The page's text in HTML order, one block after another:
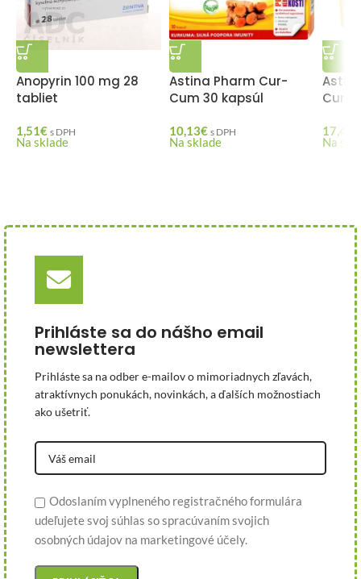
Anopyrin 100 mg 28
tabliet
1,51€ s DPH
Na sklade
Astina Pharm Cur-
Cum 30 kapsúl
10,13€ s DPH
Na sklade
Cum
17,40
Na
Prihláste sa do nášho email
newslettera
Prihláste sa na odber e-mailov o mimoriadnych zľavách,
atraktívnych ponukách, novinkách, a ďalších možnostiach
ako ušetriť.
Odoslaním vyplneného registračného formulára
udeľujete svoj súhlas so spracúvaním svojich
osobných údajov na marketingové účely.